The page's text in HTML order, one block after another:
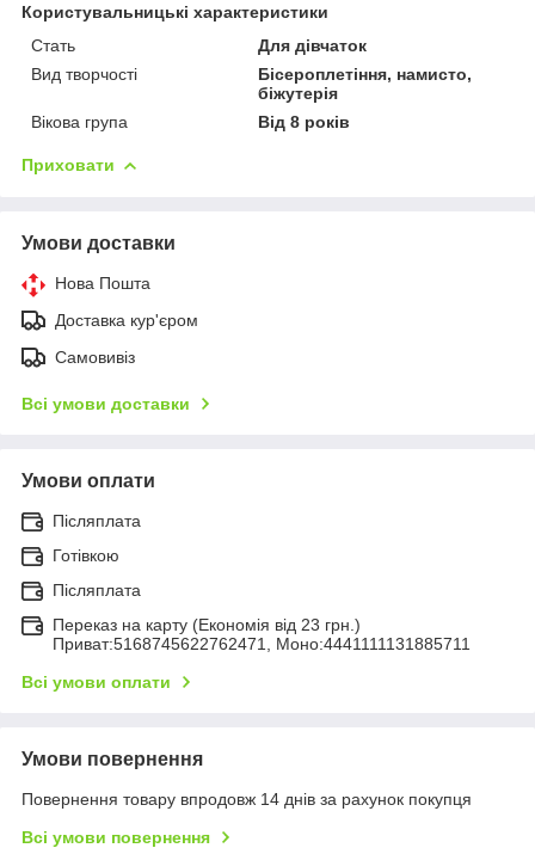
Користувальницькі характеристики
Стать
Для дівчаток
Вид творчості
Бісероплетіння, намисто,
біжутерія
Вікова група
Від 8 років
Приховати
Умови доставки
Нова Пошта
Доставка кур'єром
Самовивіз
Всі умови доставки
Умови оплати
Післяплата
Готівкою
Післяплата
Переказ на карту (Економія від 23 грн.)
Приват:5168745622762471, Моно:4441111131885711
Всі умови оплати
Умови повернення
Повернення товару впродовж 14 днів за рахунок покупця
Всі умови повернення